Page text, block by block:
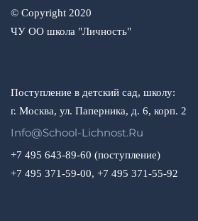
© Copyright 2020
ЧУ ОО школа "Личность"
Поступление в детский сад, школу:
г. Москва, ул. Паперника, д. 6, корп. 2
Info@school-Lichnost.ru
+7 495 643-89-60 (поступление)
+7 495 371-59-00, +7 495 371-55-92